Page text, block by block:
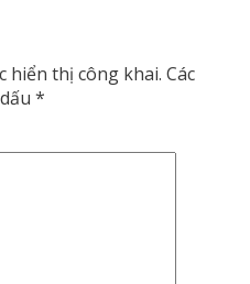
hiển thị công khai. Các
*